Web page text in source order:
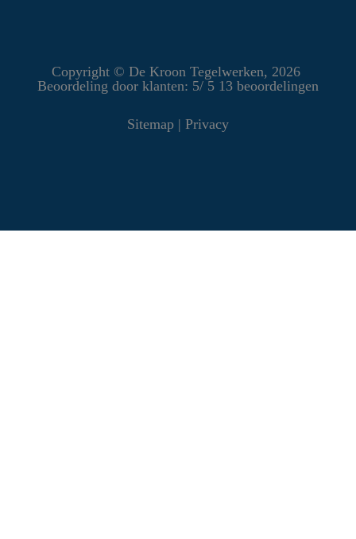
Copyright © De Kroon Tegelwerken, 2026
Beoordeling door klanten: 5/ 5 13 beoordelingen
Sitemap | Privacy